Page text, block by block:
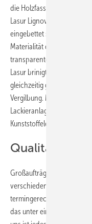
die Holzfassade – das
Lasur Lignovit Platin von
eingebettet sind.
Materialität der
transparenten, farblosen
Lasur brinigt die
gleichzeitig gewährleistet
Vergilbung. Mehr als 7.200
Lackieranlage beschichtet,
Kunststoffelemente
Qualität bei
Großaufträge mit mehreren
verschiedenen
termingerecht und in
das unter einen Hut zu